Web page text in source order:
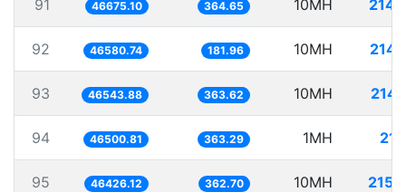
91 46675.10 364.65 10MH
92 46580.74 181.96 10MH
93 46543.88 363.62 10MH
94 46500.81 363.29 1MH
95 46426.12 362.70 10MH